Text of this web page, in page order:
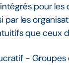
pour les
par les
que ceux
-